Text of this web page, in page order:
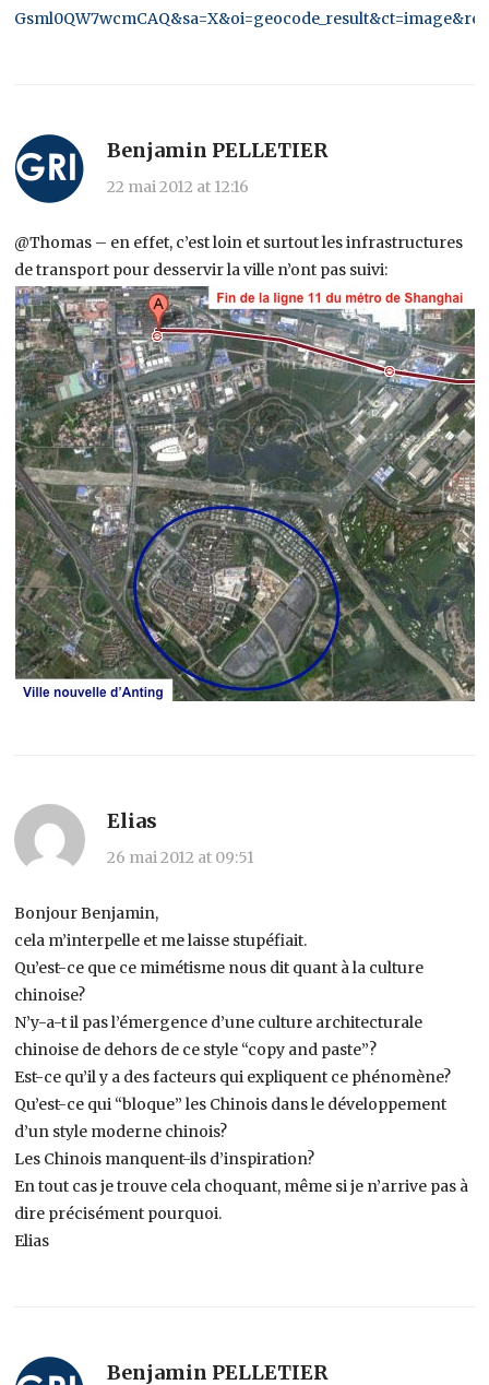
Benjamin PELLETIER
22 mai 2012 at 12:16
@Thomas – en effet, c’est loin et surtout les infrastructures
de transport pour desservir la ville n’ont pas suivi:
Elias
26 mai 2012 at 09:51
Bonjour Benjamin,
cela m’interpelle et me laisse stupéfiait.
Qu’est-ce que ce mimétisme nous dit quant à la culture
chinoise?
N’y-a-t il pas l’émergence d’une culture architecturale
chinoise de dehors de ce style “copy and paste”?
Est-ce qu’il y a des facteurs qui expliquent ce phénomène?
Qu’est-ce qui “bloque” les Chinois dans le développement
d’un style moderne chinois?
Les Chinois manquent-ils d’inspiration?
En tout cas je trouve cela choquant, même si je n’arrive pas à
dire précisément pourquoi.
Elias
Benjamin PELLETIER